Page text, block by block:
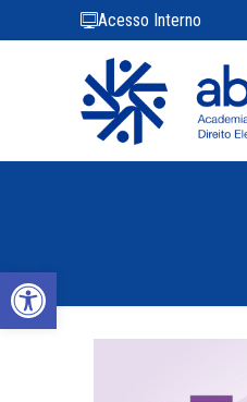
Abrir a barra de ferramentas
Acesso Interno